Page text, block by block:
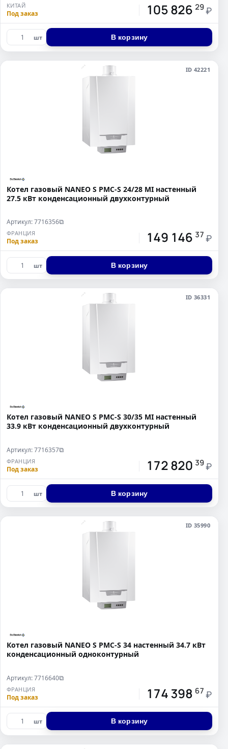
КИТАЙ
Под заказ 105 826 29 ₽
шт В корзину
ID 42221
Котел газовый NANEO S PMC-S 24/28 MI настенный
27.5 кВт конденсационный двухконтурный
Артикул: 7716356⧉
ФРАНЦИЯ
Под заказ 149 146 37 ₽
шт В корзину
ID 36331
Котел газовый NANEO S PMC-S 30/35 MI настенный
33.9 кВт конденсационный двухконтурный
Артикул: 7716357⧉
ФРАНЦИЯ
Под заказ 172 820 39 ₽
шт В корзину
ID 35990
Котел газовый NANEO S PMC-S 34 настенный 34.7 кВт
конденсационный одноконтурный
Артикул: 7716640⧉
ФРАНЦИЯ
Под заказ 174 398 67 ₽
шт В корзину